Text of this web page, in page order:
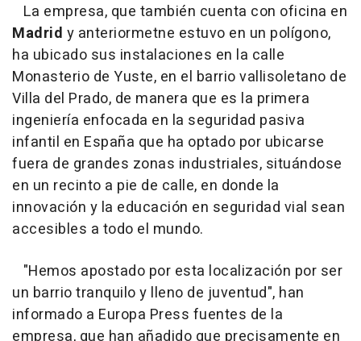
La empresa, que también cuenta con oficina en
Madrid y anteriormetne estuvo en un polígono,
ha ubicado sus instalaciones en la calle
Monasterio de Yuste, en el barrio vallisoletano de
Villa del Prado, de manera que es la primera
ingeniería enfocada en la seguridad pasiva
infantil en España que ha optado por ubicarse
fuera de grandes zonas industriales, situándose
en un recinto a pie de calle, en donde la
innovación y la educación en seguridad vial sean
accesibles a todo el mundo.
"Hemos apostado por esta localización por ser
un barrio tranquilo y lleno de juventud", han
informado a Europa Press fuentes de la
empresa, que han añadido que precisamente en